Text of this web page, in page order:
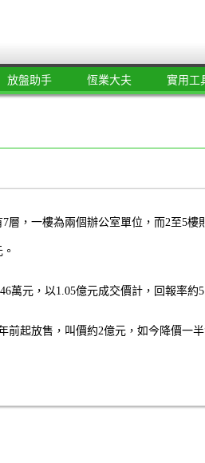
放盤助手 恆業大夫 實用工
，一樓為兩個辦公室單位，而2至5樓
萬元，以1.05億元成交價計，回報率約
起放售，叫價約2億元，如今降價一